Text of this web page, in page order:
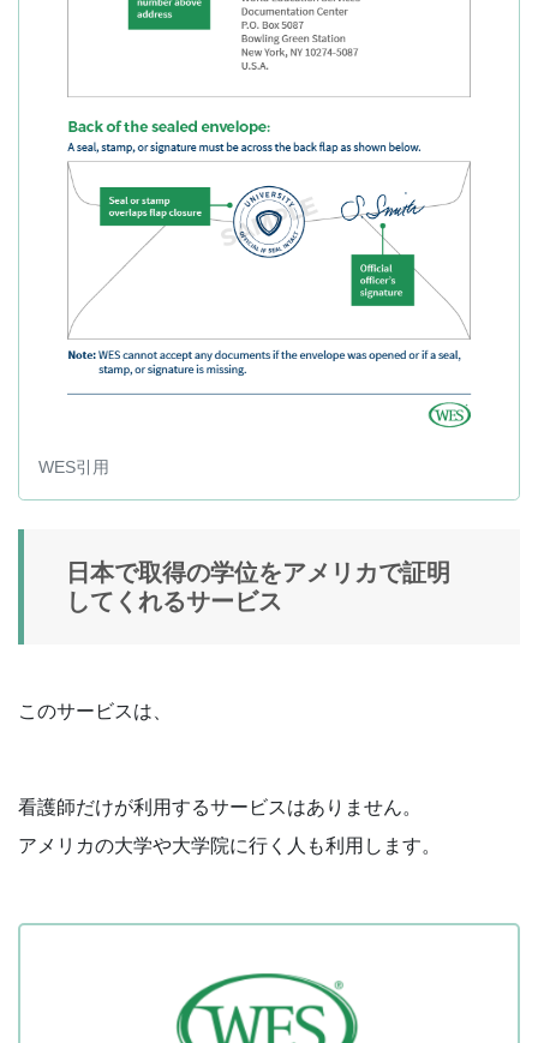
WES引用
日本で取得の学位をアメリカで証明
してくれるサービス
このサービスは、
看護師だけが利用するサービスはありません。
アメリカの大学や大学院に行く人も利用します。